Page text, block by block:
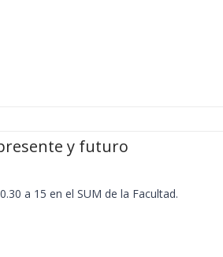
y futuro
a 15 en el SUM de la Facultad.